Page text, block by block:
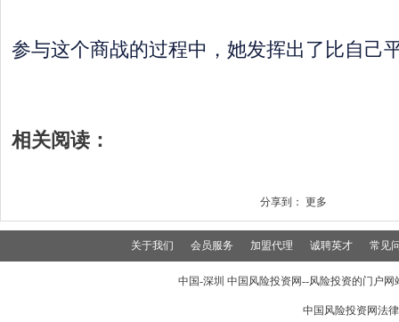
参与这个商战的过程中，她发挥出了比自己
相关阅读：
分享到： 更多
关于我们 会员服务 加盟代理 诚聘英才 常见
中国-深圳 中国风险投资网--风险投资的门户
中国风险投资网法